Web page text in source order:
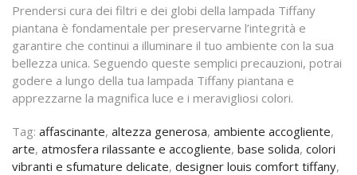
Prendersi cura dei filtri e dei globi della lampada Tiffany
piantana è fondamentale per preservarne l’integrità e
garantire che continui a illuminare il tuo ambiente con la sua
bellezza unica. Seguendo queste semplici precauzioni, potrai
godere a lungo della tua lampada Tiffany piantana e
apprezzarne la magnifica luce e i meravigliosi colori.
Tag: affascinante, altezza generosa, ambiente accogliente,
arte, atmosfera rilassante e accogliente, base solida, colori
vibranti e sfumature delicate, designer louis comfort tiffany,